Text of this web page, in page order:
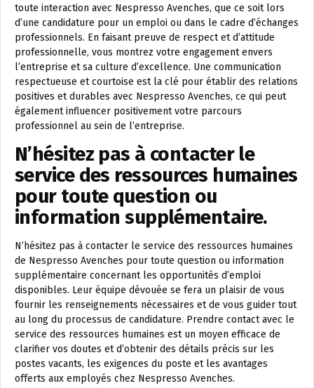
toute interaction avec Nespresso Avenches, que ce soit lors
d’une candidature pour un emploi ou dans le cadre d’échanges
professionnels. En faisant preuve de respect et d’attitude
professionnelle, vous montrez votre engagement envers
l’entreprise et sa culture d’excellence. Une communication
respectueuse et courtoise est la clé pour établir des relations
positives et durables avec Nespresso Avenches, ce qui peut
également influencer positivement votre parcours
professionnel au sein de l’entreprise.
N’hésitez pas à contacter le
service des ressources humaines
pour toute question ou
information supplémentaire.
N’hésitez pas à contacter le service des ressources humaines
de Nespresso Avenches pour toute question ou information
supplémentaire concernant les opportunités d’emploi
disponibles. Leur équipe dévouée se fera un plaisir de vous
fournir les renseignements nécessaires et de vous guider tout
au long du processus de candidature. Prendre contact avec le
service des ressources humaines est un moyen efficace de
clarifier vos doutes et d’obtenir des détails précis sur les
postes vacants, les exigences du poste et les avantages
offerts aux employés chez Nespresso Avenches.